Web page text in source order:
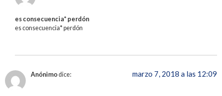
es consecuencia* perdón
es consecuencia* perdón
Anónimodice: marzo 7, 2018 a las 12:09